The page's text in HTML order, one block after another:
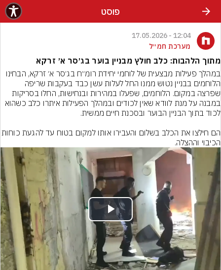
פוסט
12:04 - 17.05.2026
מערכת חמ״ל
מתוך הלהבות: כלב חולץ מבניין בוער בג׳סר א׳ זרקא
שפרצה במקום. הלוחמים, שפעלו במהירות ובנחישות, החלו בסריקות
הכיבוי וההצלה.
Play
Video